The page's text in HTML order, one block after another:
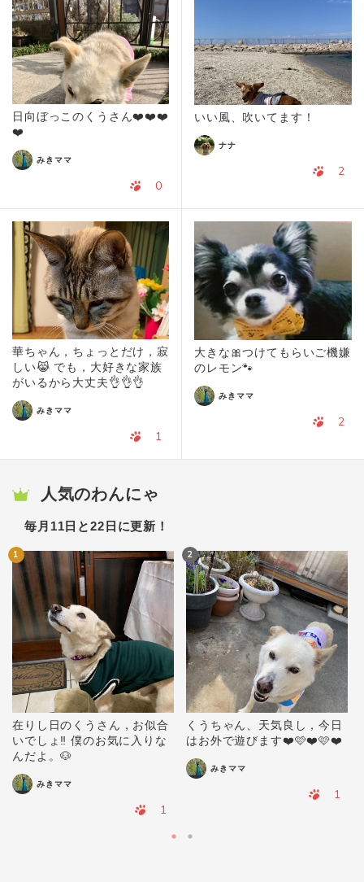
日向ぼっこのくうさん❤️❤️❤️
❤️
みきママ
0
いい風、吹いてます！
ナナ
2
華ちゃん，ちょっとだけ，寂
しい😹 でも，大好きな家族
がいるから大丈夫👌👌👌
みきママ
1
大きな🎀つけてもらいご機嫌
のレモン🐾
みきママ
2
人気のわんにゃ
毎月11日と22日に更新！
1
在りし日のくうさん，お似合
いでしょ‼️ 僕のお気に入りな
んだよ。🐶
みきママ
1
2
くうちゃん、天気良し，今日
はお外で遊びます❤️🩷❤️🩷❤️
みきママ
1